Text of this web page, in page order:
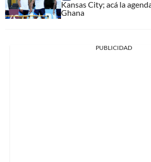
Kansas City; acá la
Ghana
PUBLICIDAD